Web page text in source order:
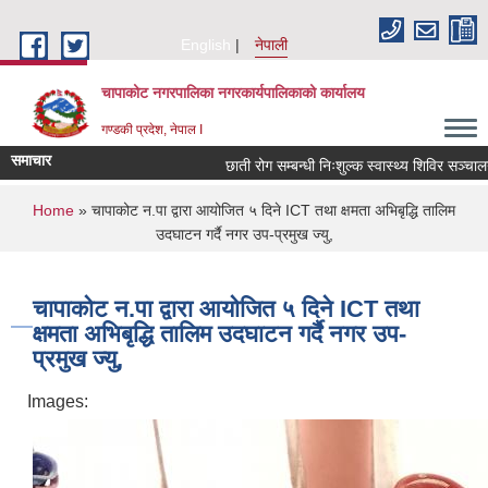
English
नेपाली
चापाकोट नगरपालिका नगरकार्यपालिकाको कार्यालय
गण्डकी प्रदेश, नेपाल I
समाचार छाती रोग सम्बन्धी निःशुल्क स्वास्थ्य शिविर सञ्चालन
You are here
Home » चापाकोट न.पा द्वारा आयोजित ५ दिने ICT तथा क्षमता अभिबृद्धि तालिम
उदघाटन गर्दै नगर उप-प्रमुख ज्यु,
चापाकोट न.पा द्वारा आयोजित ५ दिने ICT तथा
क्षमता अभिबृद्धि तालिम उदघाटन गर्दै नगर उप-
प्रमुख ज्यु,
Images: